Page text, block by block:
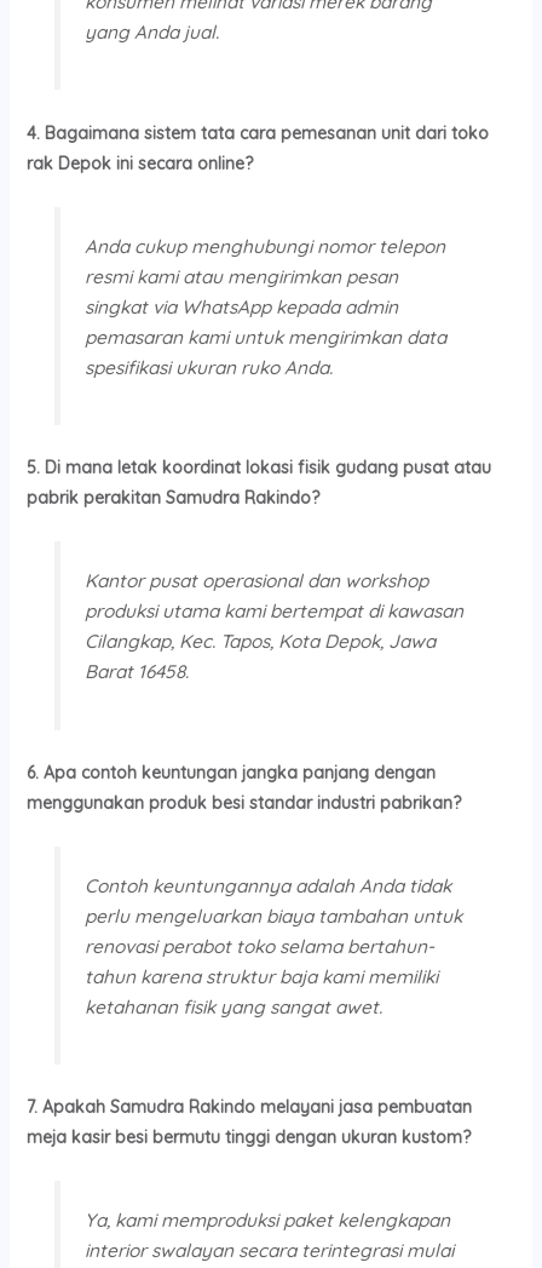
yang Anda jual.
4. Bagaimana sistem tata cara pemesanan unit dari toko
rak Depok ini secara online?
Anda cukup menghubungi nomor telepon
resmi kami atau mengirimkan pesan
singkat via WhatsApp kepada admin
pemasaran kami untuk mengirimkan data
spesifikasi ukuran ruko Anda.
5. Di mana letak koordinat lokasi fisik gudang pusat atau
pabrik perakitan Samudra Rakindo?
Kantor pusat operasional dan workshop
produksi utama kami bertempat di kawasan
Cilangkap, Kec. Tapos, Kota Depok, Jawa
Barat 16458.
6. Apa contoh keuntungan jangka panjang dengan
menggunakan produk besi standar industri pabrikan?
Contoh keuntungannya adalah Anda tidak
perlu mengeluarkan biaya tambahan untuk
renovasi perabot toko selama bertahun-
tahun karena struktur baja kami memiliki
ketahanan fisik yang sangat awet.
7. Apakah Samudra Rakindo melayani jasa pembuatan
meja kasir besi bermutu tinggi dengan ukuran kustom?
Ya, kami memproduksi paket kelengkapan
interior swalayan secara terintegrasi mulai